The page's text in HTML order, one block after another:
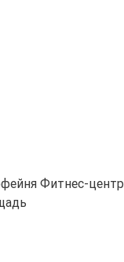
Фитнес-центр